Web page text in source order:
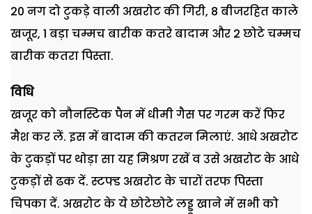
20 नग दो टुकड़े वाली अखरोट की गिरी, 8 बीजरहित काले
खजूर, 1 बड़ा चम्मच बारीक कतरे बादाम और 2 छोटे चम्मच
बारीक कतरा पिस्ता.
विधि
खजूर को नौनस्टिक पैन में धीमी गैस पर गरम करें फिर
मैश कर लें. इस में बादाम की कतरन मिलाएं. आधे अखरोट
के टुकड़ों पर थोड़ा सा यह मिश्रण रखें व उसे अखरोट के आधे
टुकड़ों से ढक दें. स्टफ्ड अखरोट के चारों तरफ पिस्ता
चिपका दें. अखरोट के ये छोटेछोटे लड्डू खाने में सभी को